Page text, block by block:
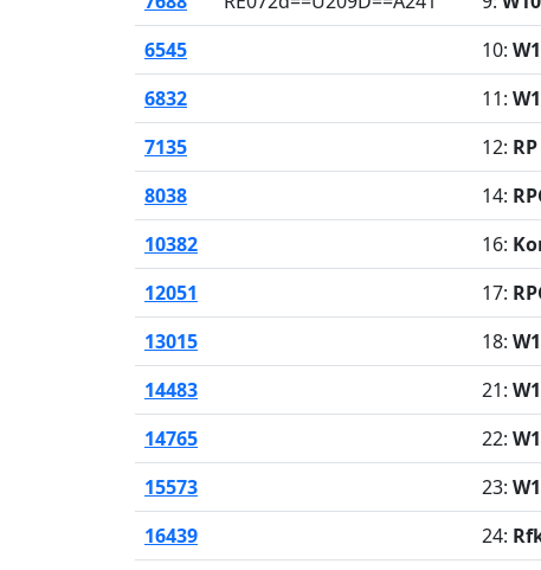
6545
10:
6832
11:
7135
12: RP
8038
14:
10382
16:
12051
17:
13015
18:
14483
21:
14765
22:
15573
23:
16439
24: